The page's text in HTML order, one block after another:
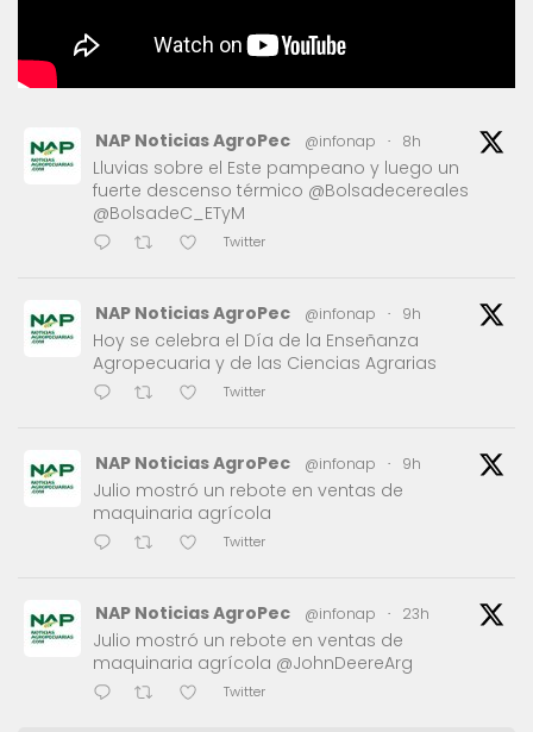
NAP Noticias AgroPec @infonap · 8h
Lluvias sobre el Este pampeano y luego un
fuerte descenso térmico @Bolsadecereales
@BolsadeC_ETyM
Twitter
NAP Noticias AgroPec @infonap · 9h
Hoy se celebra el Día de la Enseñanza
Agropecuaria y de las Ciencias Agrarias
Twitter
NAP Noticias AgroPec @infonap · 9h
Julio mostró un rebote en ventas de
maquinaria agrícola
Twitter
NAP Noticias AgroPec @infonap · 23h
Julio mostró un rebote en ventas de
maquinaria agrícola @JohnDeereArg
Twitter